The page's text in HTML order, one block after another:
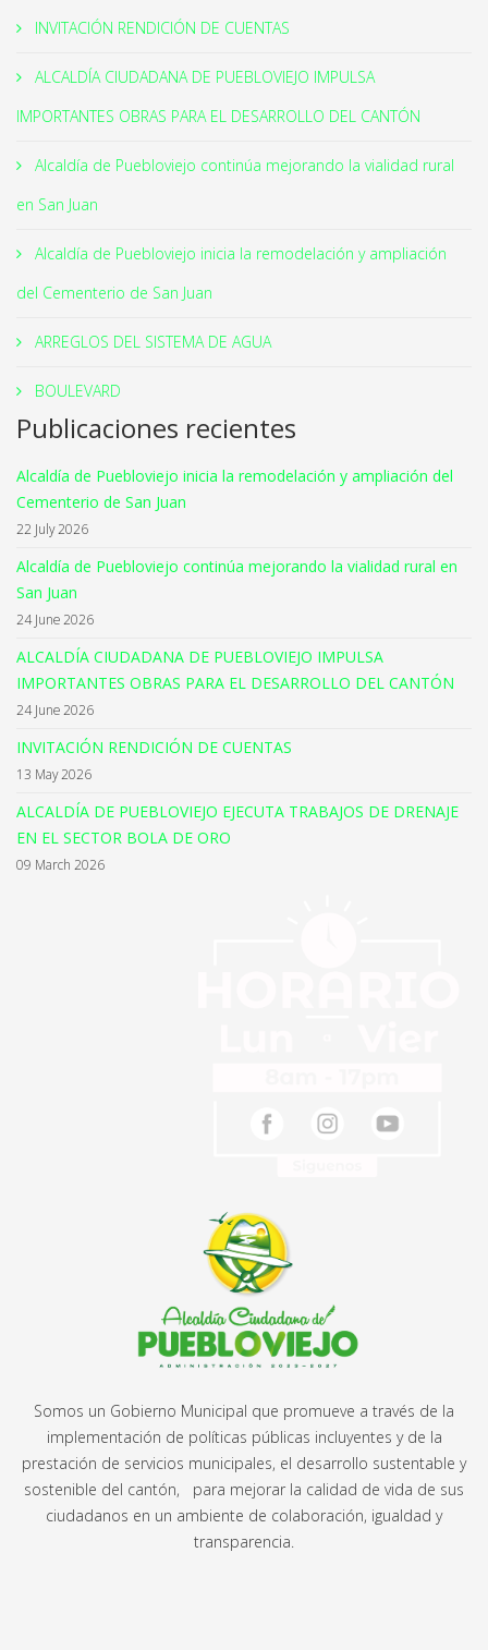
INVITACIÓN RENDICIÓN DE CUENTAS
ALCALDÍA CIUDADANA DE PUEBLOVIEJO IMPULSA
IMPORTANTES OBRAS PARA EL DESARROLLO DEL CANTÓN
Alcaldía de Puebloviejo continúa mejorando la vialidad rural
en San Juan
Alcaldía de Puebloviejo inicia la remodelación y ampliación
del Cementerio de San Juan
ARREGLOS DEL SISTEMA DE AGUA
BOULEVARD
Publicaciones recientes
Alcaldía de Puebloviejo inicia la remodelación y ampliación del
Cementerio de San Juan
22 July 2026
Alcaldía de Puebloviejo continúa mejorando la vialidad rural en
San Juan
24 June 2026
ALCALDÍA CIUDADANA DE PUEBLOVIEJO IMPULSA
IMPORTANTES OBRAS PARA EL DESARROLLO DEL CANTÓN
24 June 2026
INVITACIÓN RENDICIÓN DE CUENTAS
13 May 2026
ALCALDÍA DE PUEBLOVIEJO EJECUTA TRABAJOS DE DRENAJE
EN EL SECTOR BOLA DE ORO
09 March 2026
Somos un Gobierno Municipal que promueve a través de la
implementación de políticas públicas incluyentes y de la
prestación de servicios municipales, el desarrollo sustentable y
sostenible del cantón, para mejorar la calidad de vida de sus
ciudadanos en un ambiente de colaboración, igualdad y
transparencia.